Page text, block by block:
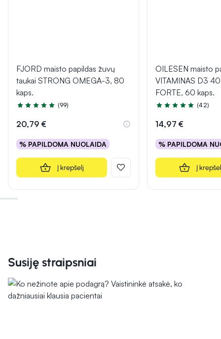
FJORD maisto papildas žuvų
taukai STRONG OMEGA-3, 80
kaps.
Įvertinimas 4.9 iš 5
(99)
20,79 €
% PAPILDOMA NUOLAIDA
Į krepšelį
OILESEN maisto
VITAMINAS D3
FORTE, 60 kaps.
Įvertinimas 5.0 iš 5
(42)
14,97 €
% PAPILDOMA
Į
Susiję straipsniai